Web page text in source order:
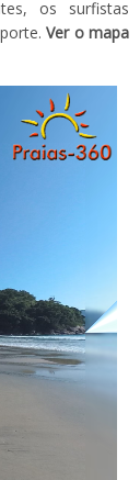
os surfistas
Ver o mapa